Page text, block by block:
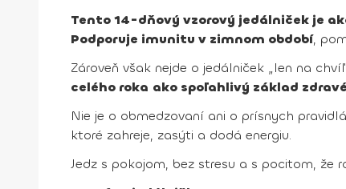
Tento 14-dňový vzorový jedálniček je
Podporuje imunitu v zimnom období,
Zároveň však nejde o jedálniček „len na
celého roka ako spoľahlivý základ
Nie je o obmedzovaní ani o prísnych
ktoré zahreje, zasýti a dodá energiu.
Jedz s pokojom, bez stresu a s pocitom, že